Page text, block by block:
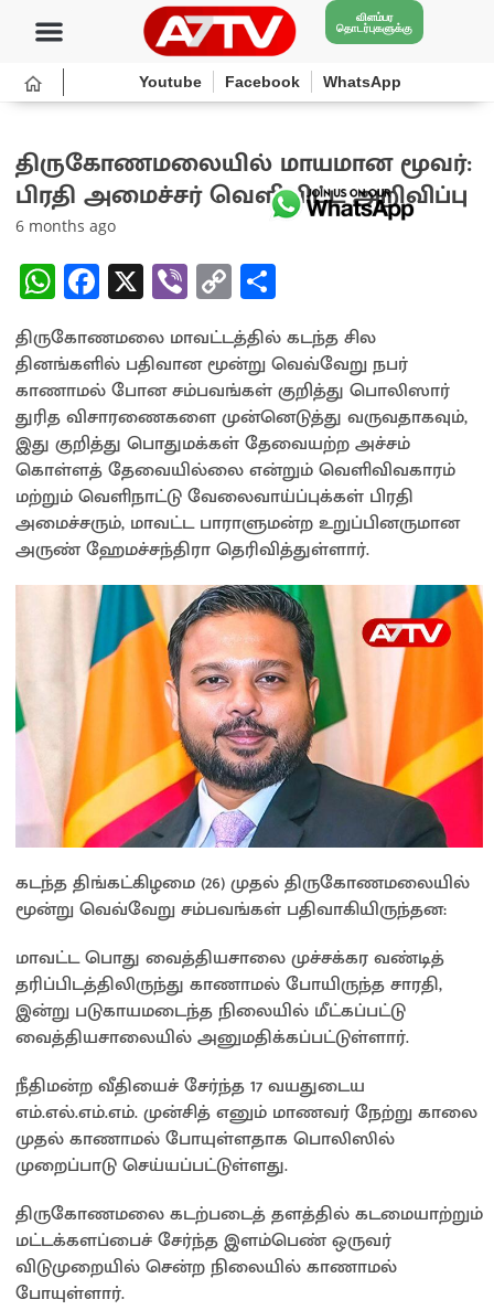
விளம்பர
தொடர்புகளுக்கு
Youtube Facebook WhatsApp
திருகோணமலையில் மாயமான மூவர்:
பிரதி அமைச்சர் வெளியிட்ட அறிவிப்பு
6 months ago
W
h
at
sA
p
p
Fa
ce
b
o
o
k
X Vi
b
er
C
o
py
Li
n
k
ar
e
திருகோணமலை மாவட்டத்தில் கடந்த சில
தினங்களில் பதிவான மூன்று வெவ்வேறு நபர்
காணாமல் போன சம்பவங்கள் குறித்து பொலிஸார்
துரித விசாரணைகளை முன்னெடுத்து வருவதாகவும்,
இது குறித்து பொதுமக்கள் தேவையற்ற அச்சம்
கொள்ளத் தேவையில்லை என்றும் வெளிவிவகாரம்
மற்றும் வெளிநாட்டு வேலைவாய்ப்புக்கள் பிரதி
அமைச்சரும், மாவட்ட பாராளுமன்ற உறுப்பினருமான
அருண் ஹேமச்சந்திரா தெரிவித்துள்ளார்.
கடந்த திங்கட்கிழமை (26) முதல் திருகோணமலையில்
மூன்று வெவ்வேறு சம்பவங்கள் பதிவாகியிருந்தன:
​மாவட்ட பொது வைத்தியசாலை முச்சக்கர வண்டித்
தரிப்பிடத்திலிருந்து காணாமல் போயிருந்த சாரதி,
இன்று படுகாயமடைந்த நிலையில் மீட்கப்பட்டு
வைத்தியசாலையில் அனுமதிக்கப்பட்டுள்ளார்.
நீதிமன்ற வீதியைச் சேர்ந்த 17 வயதுடைய
எம்.எல்.எம்.எம். முன்சித் எனும் மாணவர் நேற்று காலை
முதல் காணாமல் போயுள்ளதாக பொலிஸில்
முறைப்பாடு செய்யப்பட்டுள்ளது.
​திருகோணமலை கடற்படைத் தளத்தில் கடமையாற்றும்
மட்டக்களப்பைச் சேர்ந்த இளம்பெண் ஒருவர்
விடுமுறையில் சென்ற நிலையில் காணாமல்
போயுள்ளார்.